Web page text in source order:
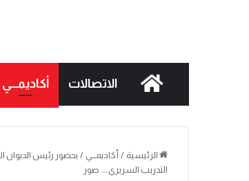
الاتصالات أكاديمـــي
الرئيسية / أكاديمـــي / بحضور رئيس الديوان
التدريب السريري …. صور